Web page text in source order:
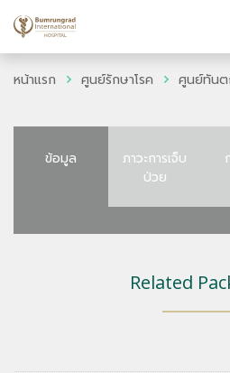
หน้าแรก ศูนย์รักษาโรค ศูนย์ทันต
ข้อมูล
ภาวะการเจ็บ
ป่วย
Related